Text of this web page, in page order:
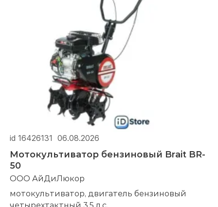
id 16426131 06.08.2026
Мотокультиватор бензиновый Brait BR-
50
ООО АйДиЛюкор
мотокультиватор, двигатель бензиновый